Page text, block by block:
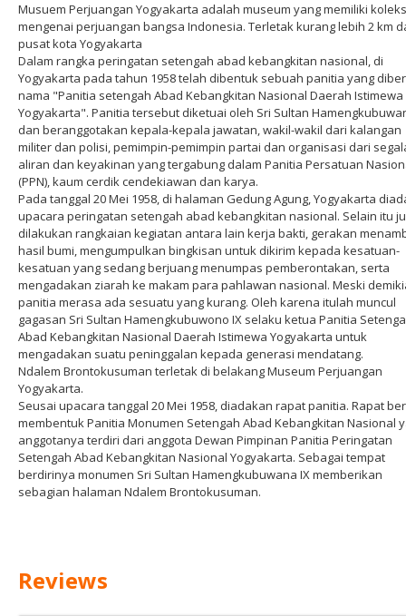
Musuem Perjuangan Yogyakarta adalah museum yang memiliki
mengenai perjuangan bangsa Indonesia. Terletak kurang lebih 2 km
pusat kota Yogyakarta
Dalam rangka peringatan setengah abad kebangkitan nasional, di
Yogyakarta pada tahun 1958 telah dibentuk sebuah panitia yang
nama "Panitia setengah Abad Kebangkitan Nasional Daerah Istimewa
Yogyakarta". Panitia tersebut diketuai oleh Sri Sultan
dan beranggotakan kepala-kepala jawatan, wakil-wakil dari kalangan
militer dan polisi, pemimpin-pemimpin partai dan organisasi dari
aliran dan keyakinan yang tergabung dalam Panitia Persatuan
(PPN), kaum cerdik cendekiawan dan karya.
Pada tanggal 20 Mei 1958, di halaman Gedung Agung, Yogyakarta
upacara peringatan setengah abad kebangkitan nasional. Selain itu
dilakukan rangkaian kegiatan antara lain kerja bakti, gerakan
hasil bumi, mengumpulkan bingkisan untuk dikirim kepada kesatuan-
kesatuan yang sedang berjuang menumpas pemberontakan, serta
mengadakan ziarah ke makam para pahlawan nasional. Meski
panitia merasa ada sesuatu yang kurang. Oleh karena itulah muncul
gagasan Sri Sultan Hamengkubuwono IX selaku ketua Panitia
Abad Kebangkitan Nasional Daerah Istimewa Yogyakarta untuk
mengadakan suatu peninggalan kepada generasi mendatang.
Ndalem Brontokusuman terletak di belakang Museum Perjuangan
Yogyakarta.
Seusai upacara tanggal 20 Mei 1958, diadakan rapat panitia. Rapat
membentuk Panitia Monumen Setengah Abad Kebangkitan Nasional
anggotanya terdiri dari anggota Dewan Pimpinan Panitia Peringatan
Setengah Abad Kebangkitan Nasional Yogyakarta. Sebagai tempat
berdirinya monumen Sri Sultan Hamengkubuwana IX memberikan
sebagian halaman Ndalem Brontokusuman.
Reviews